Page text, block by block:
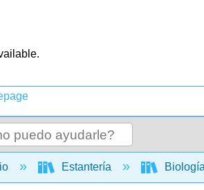
contraer jerarquía global
Estantería Biología